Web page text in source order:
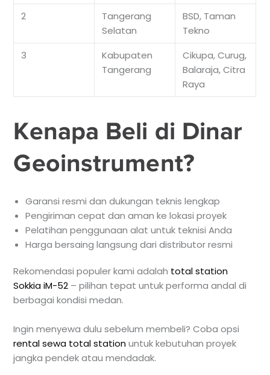
2
Tangerang
Selatan
BSD, Taman
Tekno
3
Kabupaten
Tangerang
Cikupa, Curug,
Balaraja, Citra
Raya
Kenapa Beli di Dinar
Geoinstrument?
Garansi resmi dan dukungan teknis lengkap
Pengiriman cepat dan aman ke lokasi proyek
Pelatihan penggunaan alat untuk teknisi Anda
Harga bersaing langsung dari distributor resmi
Rekomendasi populer kami adalah total station
Sokkia iM-52 – pilihan tepat untuk performa andal di
berbagai kondisi medan.
Ingin menyewa dulu sebelum membeli? Coba opsi
rental sewa total stationuntuk kebutuhan proyek
jangka pendek atau mendadak.